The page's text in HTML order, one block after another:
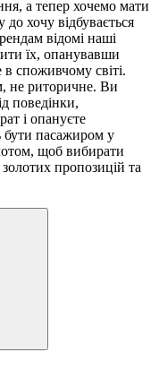
а тепер хочемо мати
хочу відбувається
відомі наші
їх, опанувавши
споживчому світі.
не риторичне. Ви
поведінки,
і опануєте
бути пасажиром у
щоб вибирати
пропозицій та